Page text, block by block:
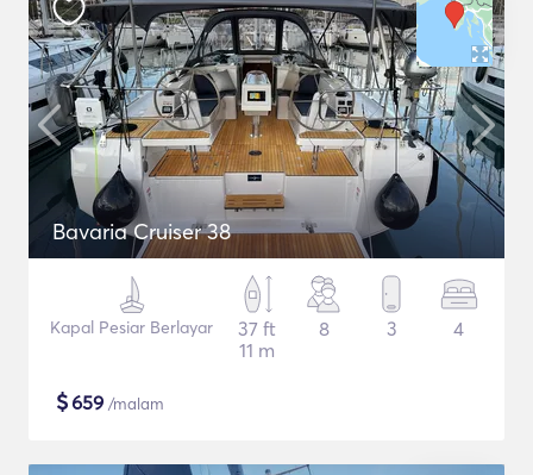
Bavaria Cruiser 38
Kapal Pesiar Berlayar
37 ft
11 m
8 3 4
$659 /malam